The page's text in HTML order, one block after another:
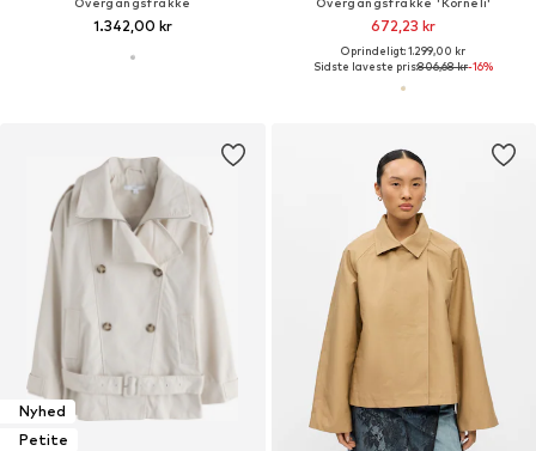
1.342,00 kr 672,23 kr
Oprindeligt: 1.299,00 kr
Sidste laveste pris:806,68 kr-16%
Nyhed
Petite